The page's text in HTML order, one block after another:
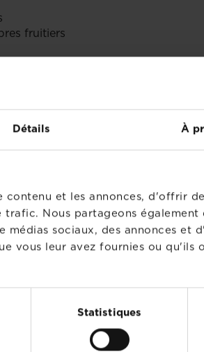
Détails À
contenu et les annonces, d'offrir
Nous partageons également
sociaux, des annonces et
vous leur avez fournies ou qu'ils
Statistiques
fruitiers
d'une fertilisation par an avec un
ASSOCIÉS